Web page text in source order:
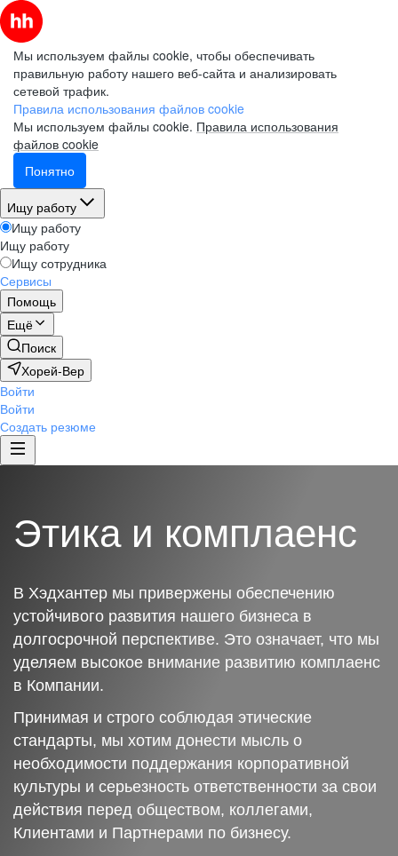
Мы используем файлы cookie, чтобы обеспечивать
правильную работу нашего веб-сайта и анализировать
сетевой трафик.
Правила использования файлов cookie
Мы используем файлы cookie. Правила использования
файлов cookie
Понятно
Ищу работу
Ищу работу
Ищу работу
Ищу сотрудника
Сервисы
Помощь
Ещё
Поиск
Хорей-Вер
Войти
Войти
Создать резюме
Этика и комплаенс
В Хэдхантер мы привержены обеспечению
устойчивого развития нашего бизнеса в
долгосрочной перспективе. Это означает, что мы
уделяем высокое внимание развитию комплаенс
в Компании.
Принимая и строго соблюдая этические
стандарты, мы хотим донести мысль о
необходимости поддержания корпоративной
культуры и серьезность ответственности за свои
действия перед обществом, коллегами,
Клиентами и Партнерами по бизнесу.